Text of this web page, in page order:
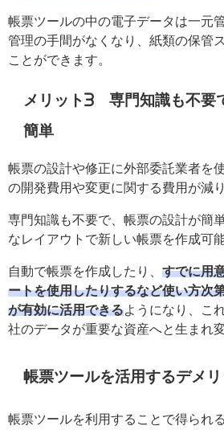
帳票ツールの中の電子データは一元
管理の手間がなくなり、紙類の保管
ことができます。
メリット3 専門知識も不要
簡単
帳票の設計や修正に外部委託業者を
の開発費用や変更に関する費用が減り
専門知識も不要で、帳票の設計が簡
なレイアウトで新しい帳票を作成可能
自動で帳票を作成したり、 すでに用
ートを使用したりするなど使い方次
が有効に活用できるようになり、こ
社のデータが重要な資産へと生まれ
帳票ツールを活用するデメリ
帳票ツールを利用することで得られ